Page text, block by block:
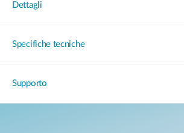
Dettagli
Specifiche tecniche
Supporto